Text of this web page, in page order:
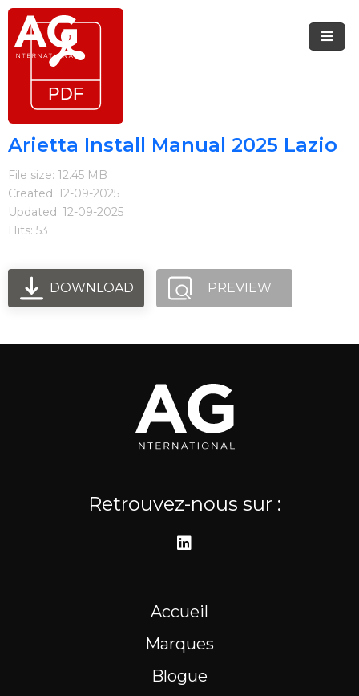
Marques
Kobe
Steel
Blogue
Où nous trouver
Ressources
Arietta Install Manual 2025 Lazio
File size: 12.45 MB
Created: 12-09-2025
Updated: 12-09-2025
Hits: 53
DOWNLOAD PREVIEW
Retrouvez-nous sur :
Accueil
Marques
Blogue